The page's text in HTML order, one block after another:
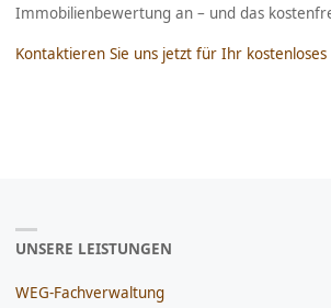
Immobilienbewertung an – und das
Kontaktieren Sie uns jetzt für Ihr
UNSERE LEISTUNGEN
WEG-Fachverwaltung